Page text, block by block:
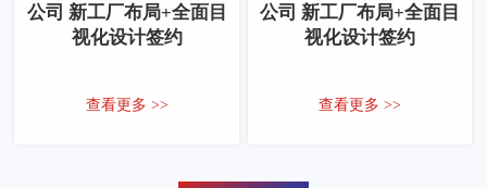
公司 新工厂布局+全面目
视化设计签约
查看更多 >>
公司 新工厂布局+全面目
视化设计签约
查看更多 >>